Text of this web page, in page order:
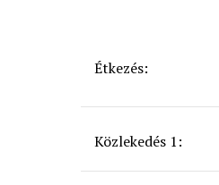
Étkezés:
Közlekedés 1: